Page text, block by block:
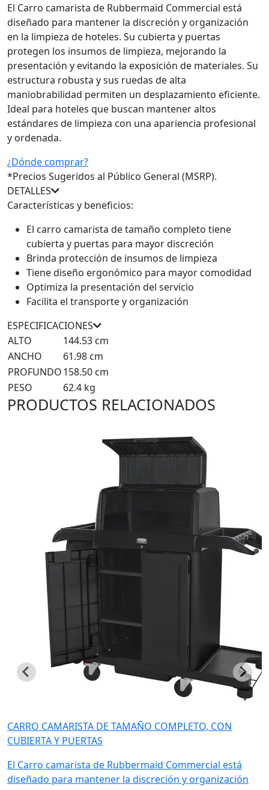
El Carro camarista de Rubbermaid Commercial está
diseñado para mantener la discreción y organización
en la limpieza de hoteles. Su cubierta y puertas
protegen los insumos de limpieza, mejorando la
presentación y evitando la exposición de materiales. Su
estructura robusta y sus ruedas de alta
maniobrabilidad permiten un desplazamiento eficiente.
Ideal para hoteles que buscan mantener altos
estándares de limpieza con una apariencia profesional
y ordenada.
¿Dónde comprar?
*Precios Sugeridos al Público General (MSRP).
DETALLES
Características y beneficios:
El carro camarista de tamaño completo tiene
cubierta y puertas para mayor discreción
Brinda protección de insumos de limpieza
Tiene diseño ergonómico para mayor comodidad
Optimiza la presentación del servicio
Facilita el transporte y organización
ESPECIFICACIONES
ALTO
144.53 cm
ANCHO
61.98 cm
PROFUNDO158.50 cm
PESO
62.4 kg
PRODUCTOS RELACIONADOS
CARRO CAMARISTA DE TAMAÑO COMPLETO, CON
CUBIERTA Y PUERTAS
El Carro camarista de Rubbermaid Commercial está
diseñado para mantener la discreción y organización